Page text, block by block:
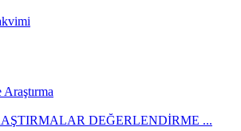
DEĞERLENDİRME ...